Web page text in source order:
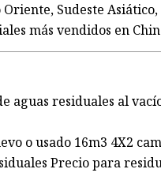
Sudeste
más vendidos en
residuales al
o usado 16m3 4X2
Precio para